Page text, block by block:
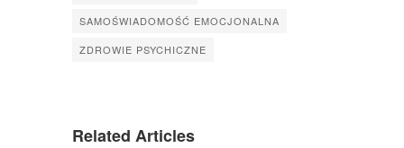
SAMOŚWIADOMOŚĆ EMOCJONALNA
ZDROWIE PSYCHICZNE
Related Articles